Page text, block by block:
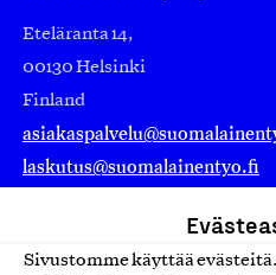
Sivustomme käyttää
Eteläranta 14,
00130 Helsinki
Finland
laskutus@suomalainentyo.fi